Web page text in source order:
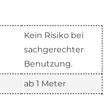
Kein Risiko bei
sachgerechter
Benutzung.
ab 1 Meter